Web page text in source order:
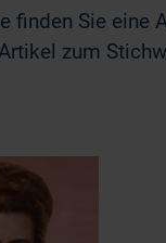
finden Sie eine
zum